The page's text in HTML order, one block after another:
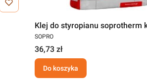
Klej do styropianu soprotherm
SOPRO
36,73 zł
Do koszyka